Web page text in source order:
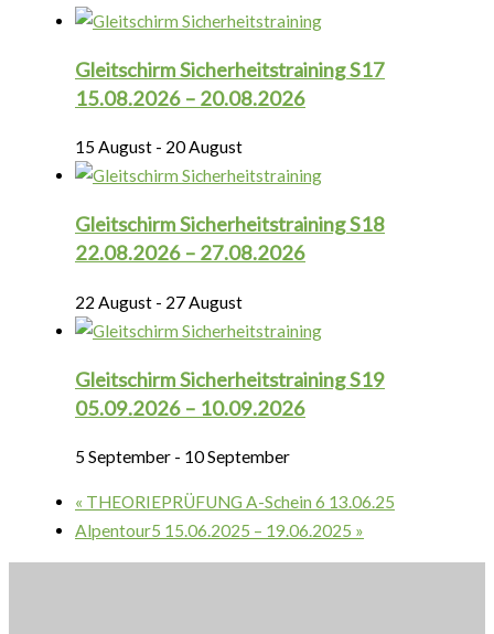
Gleitschirm Sicherheitstraining S17
15.08.2026 – 20.08.2026
15 August - 20 August
Gleitschirm Sicherheitstraining S18
22.08.2026 – 27.08.2026
22 August - 27 August
Gleitschirm Sicherheitstraining S19
05.09.2026 – 10.09.2026
5 September - 10 September
« THEORIEPRÜFUNG A-Schein 6 13.06.25
Alpentour5 15.06.2025 – 19.06.2025 »